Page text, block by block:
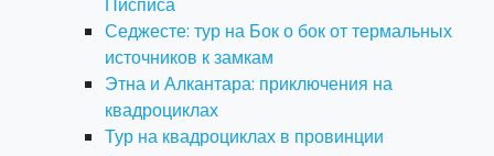
Седжесте: тур на Бок о бок от термальных
источников к замкам
Этна и Алкантара: приключения на
квадроциклах
Тур на квадроциклах в провинции